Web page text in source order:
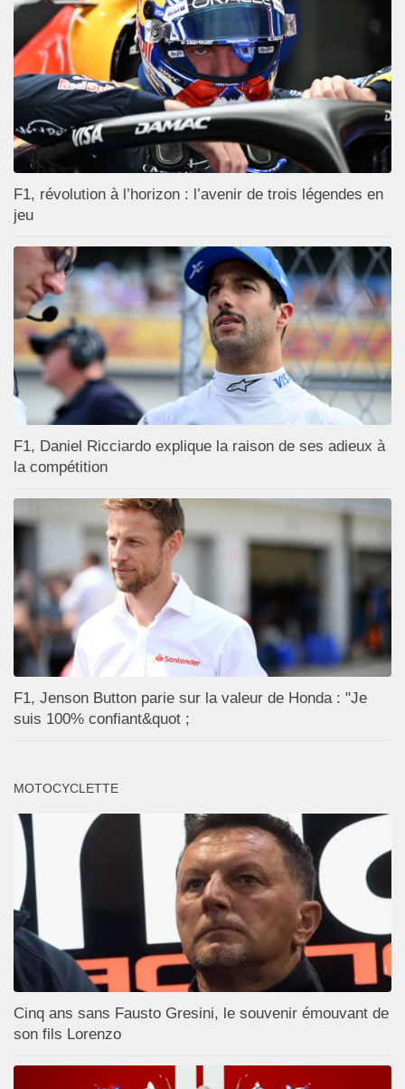
F1, révolution à l’horizon : l’avenir de trois légendes en
jeu
F1, Daniel Ricciardo explique la raison de ses adieux à
la compétition
F1, Jenson Button parie sur la valeur de Honda : "Je
suis 100% confiant&quot ;
MOTOCYCLETTE
Cinq ans sans Fausto Gresini, le souvenir émouvant de
son fils Lorenzo